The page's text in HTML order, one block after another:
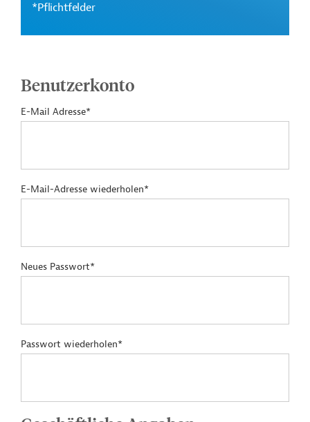
*Pflichtfelder
Benutzerkonto
E-Mail Adresse*
E-Mail-Adresse wiederholen*
Neues Passwort*
Passwort wiederholen*